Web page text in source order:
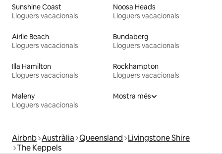
Sunshine Coast
Lloguers vacacionals
Noosa Heads
Lloguers vacacionals
Airlie Beach
Lloguers vacacionals
Bundaberg
Lloguers vacacionals
Illa Hamilton
Lloguers vacacionals
Rockhampton
Lloguers vacacionals
Maleny
Lloguers vacacionals
Mostra més
Airbnb Austràlia Queensland Livingstone Shire
The Keppels